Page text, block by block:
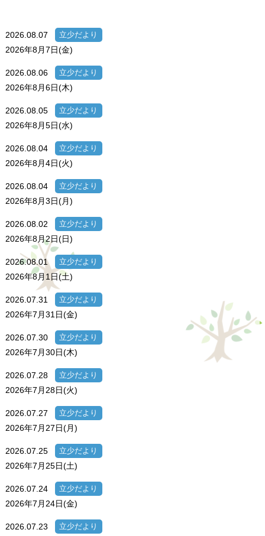
2026.08.07 立少だより
2026年8月7日(金)
2026.08.06 立少だより
2026年8月6日(木)
2026.08.05 立少だより
2026年8月5日(水)
2026.08.04 立少だより
2026年8月4日(火)
2026.08.04 立少だより
2026年8月3日(月)
2026.08.02 立少だより
2026年8月2日(日)
2026.08.01 立少だより
2026年8月1日(土)
2026.07.31 立少だより
2026年7月31日(金)
2026.07.30 立少だより
2026年7月30日(木)
2026.07.28 立少だより
2026年7月28日(火)
2026.07.27 立少だより
2026年7月27日(月)
2026.07.25 立少だより
2026年7月25日(土)
2026.07.24 立少だより
2026年7月24日(金)
2026.07.23 立少だより